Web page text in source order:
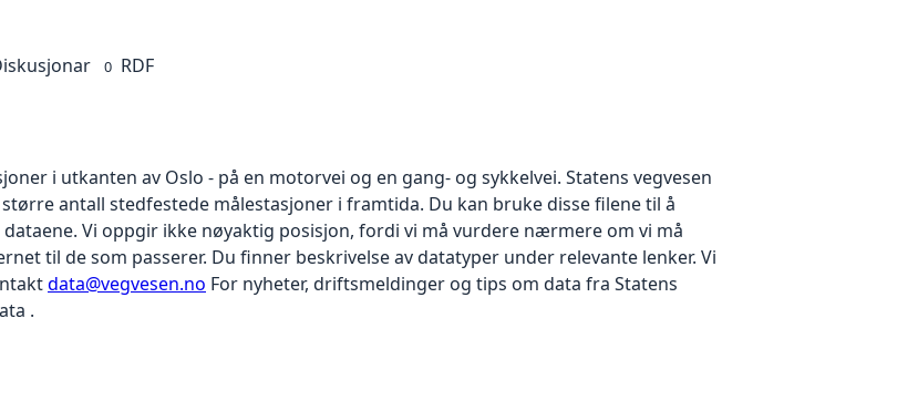
0 RDF
i utkanten av Oslo - på en motorvei og en gang- og sykkelvei. Statens vegvesen
antall stedfestede målestasjoner i framtida. Du kan bruke disse filene til å
Vi oppgir ikke nøyaktig posisjon, fordi vi må vurdere nærmere om vi må
til de som passerer. Du finner beskrivelse av datatyper under relevante lenker. Vi
data@vegvesen.no For nyheter, driftsmeldinger og tips om data fra Statens
.